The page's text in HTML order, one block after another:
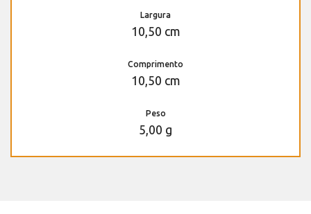
Largura
10,50 cm
Comprimento
10,50 cm
Peso
5,00 g